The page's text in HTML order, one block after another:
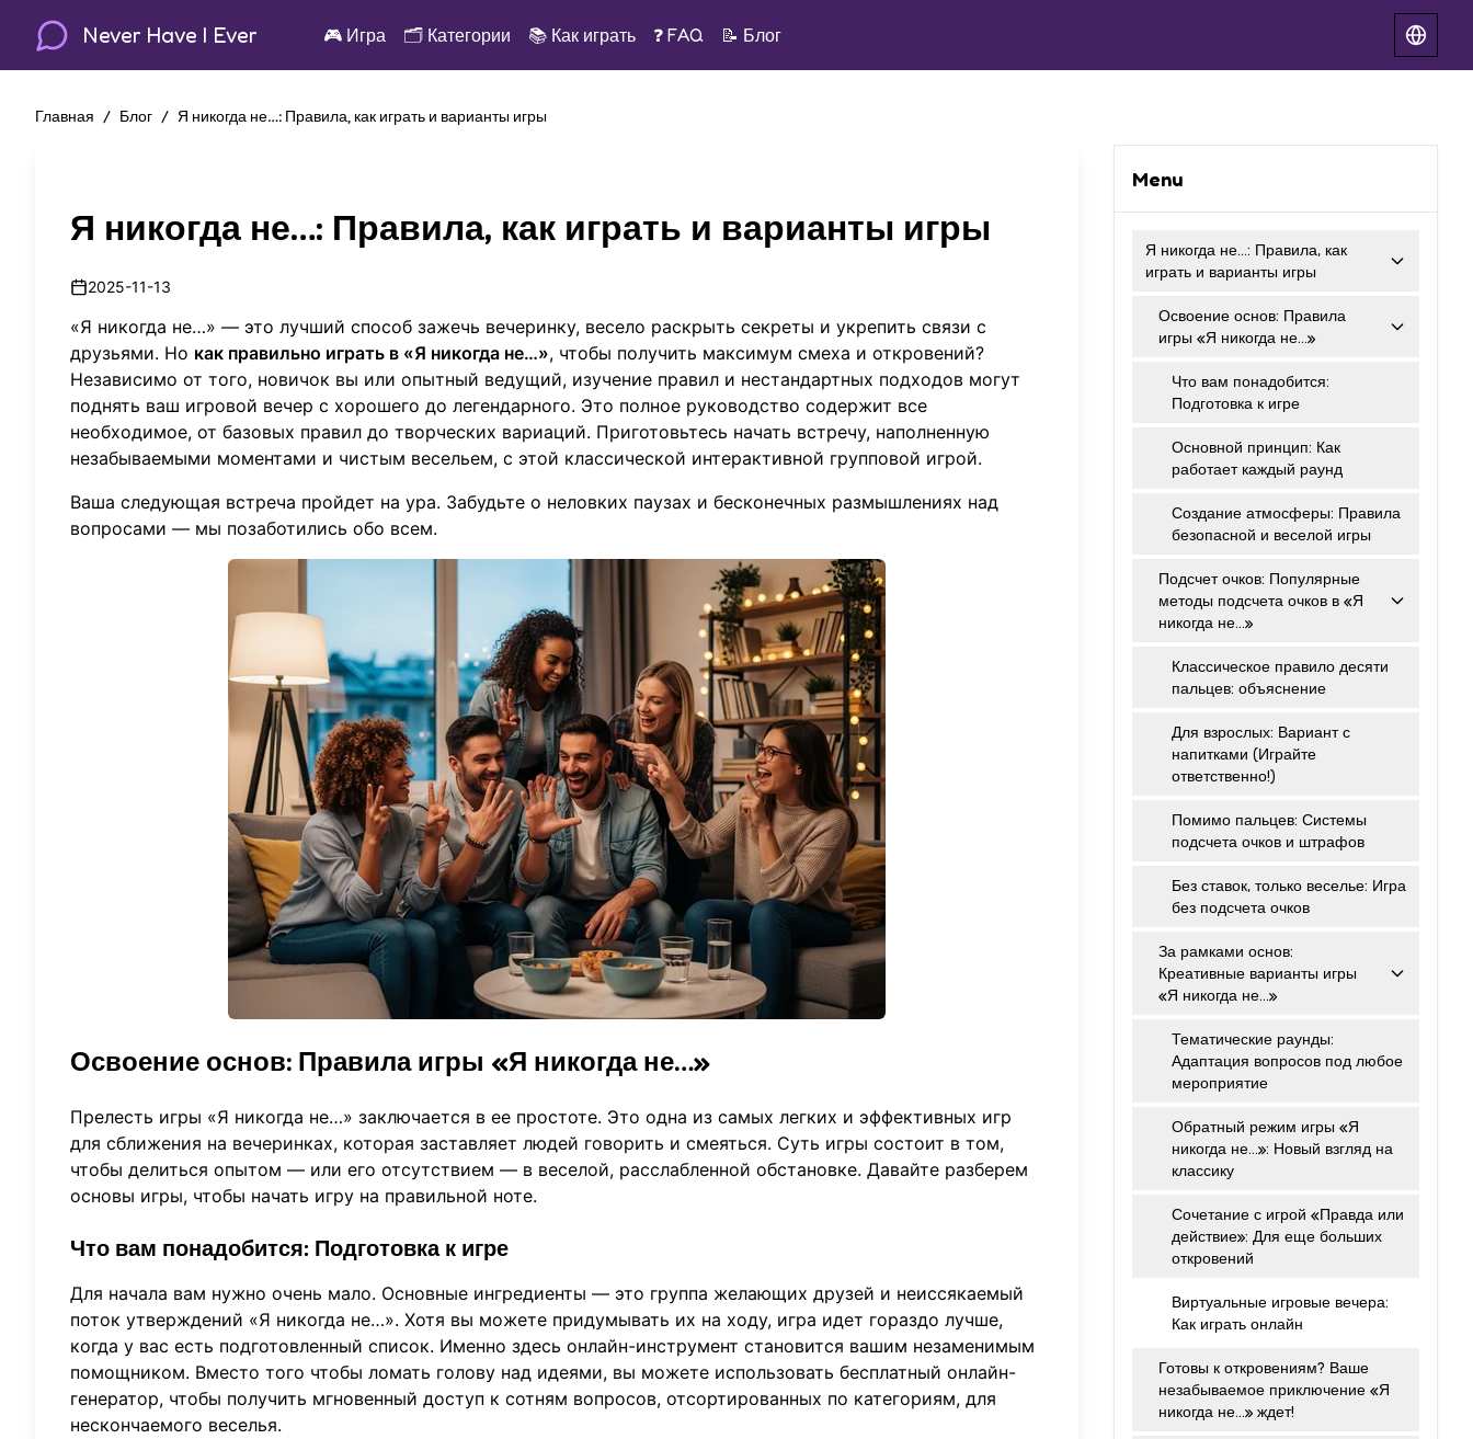
Never Have I Ever 🎮 Игра 🗂️ Категории 📚 Как играть ❓ FAQ 📝 Блог
Главная / Блог / Я никогда не…: Правила, как играть и варианты игры
Я никогда не…: Правила, как играть и варианты игры
2025-11-13
«Я никогда не…» — это лучший способ зажечь вечеринку, весело раскрыть секреты и укрепить связи с
друзьями. Но как правильно играть в «Я никогда не…», чтобы получить максимум смеха и откровений?
Независимо от того, новичок вы или опытный ведущий, изучение правил и нестандартных подходов могут
поднять ваш игровой вечер с хорошего до легендарного. Это полное руководство содержит все
необходимое, от базовых правил до творческих вариаций. Приготовьтесь начать встречу, наполненную
незабываемыми моментами и чистым весельем, с этой классической интерактивной групповой игрой.
Ваша следующая встреча пройдет на ура. Забудьте о неловких паузах и бесконечных размышлениях над
вопросами — мы позаботились обо всем.
Освоение основ: Правила игры «Я никогда не…»
Прелесть игры «Я никогда не…» заключается в ее простоте. Это одна из самых легких и эффективных игр
для сближения на вечеринках, которая заставляет людей говорить и смеяться. Суть игры состоит в том,
чтобы делиться опытом — или его отсутствием — в веселой, расслабленной обстановке. Давайте разберем
основы игры, чтобы начать игру на правильной ноте.
Что вам понадобится: Подготовка к игре
Для начала вам нужно очень мало. Основные ингредиенты — это группа желающих друзей и неиссякаемый
поток утверждений «Я никогда не…». Хотя вы можете придумывать их на ходу, игра идет гораздо лучше,
когда у вас есть подготовленный список. Именно здесь онлайн-инструмент становится вашим незаменимым
помощником. Вместо того чтобы ломать голову над идеями, вы можете использовать бесплатный онлайн-
генератор, чтобы получить мгновенный доступ к сотням вопросов, отсортированных по категориям, для
нескончаемого веселья.
Menu
Я никогда не…: Правила, как
играть и варианты игры
Освоение основ: Правила
игры «Я никогда не…»
Что вам понадобится:
Подготовка к игре
Основной принцип: Как
работает каждый раунд
Создание атмосферы: Правила
безопасной и веселой игры
Подсчет очков: Популярные
методы подсчета очков в «Я
никогда не…»
Классическое правило десяти
пальцев: объяснение
Для взрослых: Вариант с
напитками (Играйте
ответственно!)
Помимо пальцев: Системы
подсчета очков и штрафов
Без ставок, только веселье: Игра
без подсчета очков
За рамками основ:
Креативные варианты игры
«Я никогда не…»
Тематические раунды:
Адаптация вопросов под любое
мероприятие
Обратный режим игры «Я
никогда не…»: Новый взгляд на
классику
Сочетание с игрой «Правда или
действие»: Для еще больших
откровений
Виртуальные игровые вечера:
Как играть онлайн
Готовы к откровениям? Ваше
незабываемое приключение «Я
никогда не…» ждет!